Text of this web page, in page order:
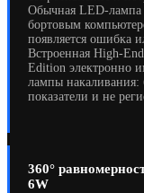
Обычная LED-лампа
бортовым
появляется ошибка
Встроенная High-
Edition электронно
лампы накаливания:
показатели и не
360°
6W